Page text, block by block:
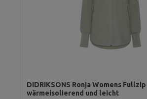
DIDRIKSONS Ronja Womens
wärmeisolierend und leicht